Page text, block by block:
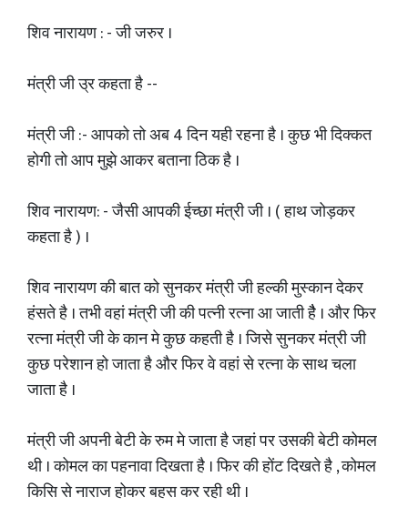
शिव नारायण : - जी जरुर ।
मंत्री जी उ्र कहता है --
मंत्री जी :- आपको तो अब 4 दिन यही रहना है । कुछ भी दिक्कत
होगी तो आप मुझे आकर बताना ठिक है ।
शिव नारायण: - जैसी आपकी ईच्छा मंत्री जी । ( हाथ जोड़कर
कहता है ) ।
शिव नारायण की बात को सुनकर मंत्री जी हल्की मुस्कान देकर
हंसते है । तभी वहां मंत्री जी की पत्नी रत्ना आ जाती हैै । और फिर
रत्ना मंत्री जी के कान मे कुछ कहती है । जिसे सुनकर मंत्री जी
कुछ परेशान हो जाता है और फिर वे वहां से रत्ना के साथ चला
जाता है ।
मंत्री जी अपनी बेटी के रुम मे जाता है जहां पर उसकी बेटी कोमल
थी । कोमल का पहनावा दिखता है । फिर की होंट दिखते है , कोमल
किसि से नाराज होकर बहस कर रही थी ।